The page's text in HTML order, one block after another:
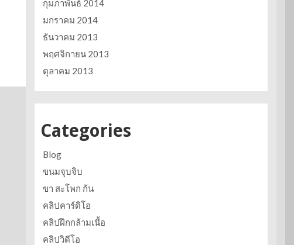
กุมภาพันธ์ 2014
มกราคม 2014
ธันวาคม 2013
พฤศจิกายน 2013
ตุลาคม 2013
Categories
Blog
ขนมจุบจิบ
ขา สะโพก ก้น
คลิปคาร์ดิโอ
คลิปฝึกกล้ามเนื้อ
คลิปวิดีโอ